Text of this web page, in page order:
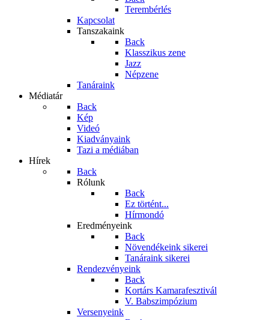
Terembérlés
Kapcsolat
Tanszakaink
Back
Klasszikus zene
Jazz
Népzene
Tanáraink
Médiatár
Back
Kép
Videó
Kiadványaink
Tazi a médiában
Hírek
Back
Rólunk
Back
Ez történt...
Hírmondó
Eredményeink
Back
Növendékeink sikerei
Tanáraink sikerei
Rendezvényeink
Back
Kortárs Kamarafesztivál
V. Babszimpózium
Versenyeink